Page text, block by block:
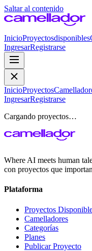
Saltar al contenido
InicioProyectosdisponibles
IngresarRegistrarse
InicioProyectos
IngresarRegistrarse
Cargando proyectos…
Where AI meets human
con proyectos que
Plataforma
Proyectos
Camelladores
Categorías
Planes
Publicar Proyecto